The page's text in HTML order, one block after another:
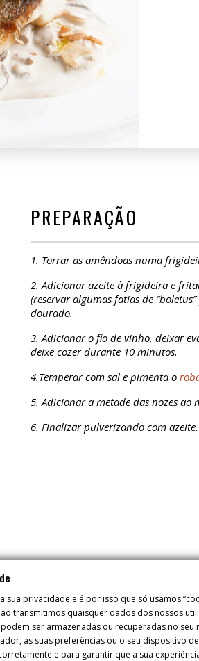
PREPARAÇÃO
1. Torrar as amêndoas numa
2. Adicionar azeite à frigideira e
(reservar algumas fatias de
dourado.
3. Adicionar o fio de vinho, deixar
deixe cozer durante 10 minutos.
4.Temperar com sal e pimenta o
5. Adicionar a metade das nozes ao
6. Finalizar pulverizando com azeite.
sua privacidade e é por isso que só usamos
transmitimos quaisquer dados dos nossos
ser armazenadas ou recuperadas no
as suas preferências ou o seu dispositivo
e para garantir que a sua